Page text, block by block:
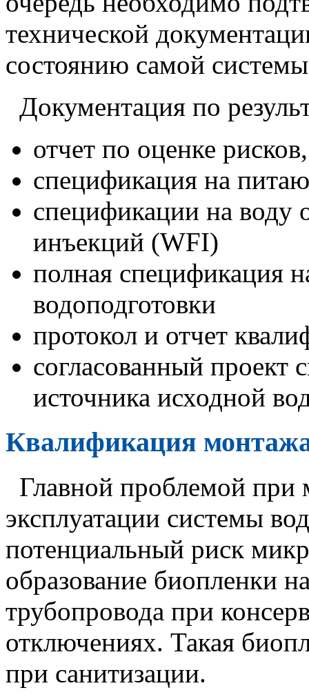
технической
состоянию самой
Документация по
отчет по оценке
спецификация на
спецификации на
инъекций (WFI)
полная спецификация
водоподготовки
протокол и отчет
согласованный проект
источника исходной
Квалификация
Главной проблемой
эксплуатации системы
потенциальный риск
образование биопленки
трубопровода при
отключениях. Такая
при санитизации.